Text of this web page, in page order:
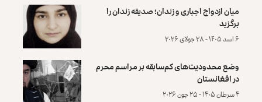
میان ازدواج اجباری و زندان؛ صدیقه زندان را
برگزید
۶ اسد ۱۴۰۵ - ۲۸ جولای ۲۰۲۶
وضع محدودیت‌های کم‌سابقه بر مراسم محرم
در افغانستان
۴ سرطان ۱۴۰۵ - ۲۵ جون ۲۰۲۶